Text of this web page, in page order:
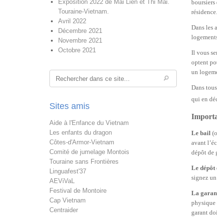
Exposition 2022 de Mai Lien et Thi Mai.
Touraine-Vietnam.
Avril 2022
Décembre 2021
Novembre 2021
Octobre 2021
Rechercher
Sites amis
Aide à l'Enfance du Vietnam
Les enfants du dragon
Côtes-d'Armor-Vietnam
Comité de jumelage Montois
Touraine sans Frontières
Linguafest'37
AEViVaL
Festival de Montoire
Cap Vietnam
Centraider
boursiers
résidence.
Dans les
Il vous
optent
un
Dans
qui en
Le bail
avant
dépôt de
Le dépôt
signez
La
physique
garant